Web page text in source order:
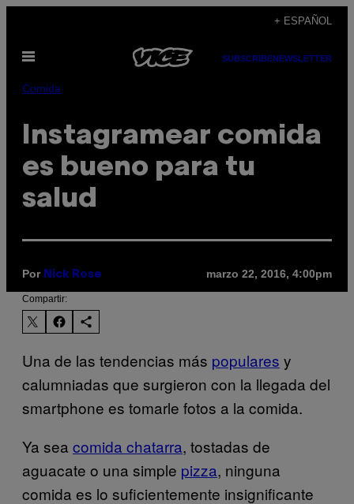
contenido
+ ESPAÑOL
Abrir
SUBSCRIBENEWSLETTER
Comida
Instagramear comida
es bueno para tu
salud
Por Nick Rose marzo 22, 2016, 4:00pm
Compartir:
Una de las tendencias más populares y
calumniadas que surgieron con la llegada del
smartphone es tomarle fotos a la comida.
Ya sea comida chatarra, tostadas de
aguacate o una simple pizza, ninguna
comida es lo suficientemente insignificante